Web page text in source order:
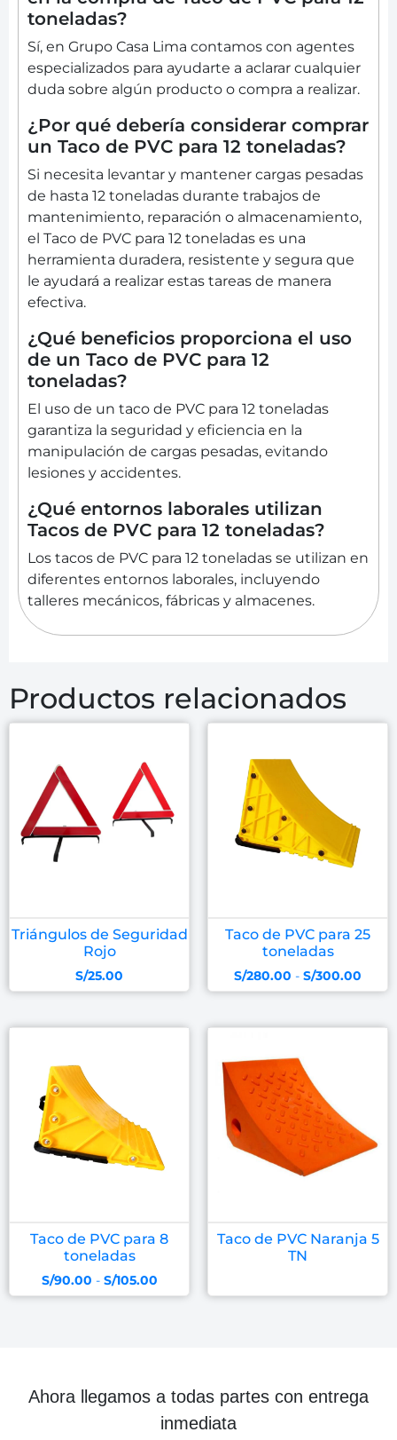
toneladas?
Sí, en Grupo Casa Lima contamos con agentes
especializados para ayudarte a aclarar cualquier
duda sobre algún producto o compra a realizar.
¿Por qué debería considerar comprar
un Taco de PVC para 12 toneladas?
Si necesita levantar y mantener cargas pesadas
de hasta 12 toneladas durante trabajos de
mantenimiento, reparación o almacenamiento,
el Taco de PVC para 12 toneladas es una
herramienta duradera, resistente y segura que
le ayudará a realizar estas tareas de manera
efectiva.
¿Qué beneficios proporciona el uso
de un Taco de PVC para 12
toneladas?
El uso de un taco de PVC para 12 toneladas
garantiza la seguridad y eficiencia en la
manipulación de cargas pesadas, evitando
lesiones y accidentes.
¿Qué entornos laborales utilizan
Tacos de PVC para 12 toneladas?
Los tacos de PVC para 12 toneladas se utilizan en
diferentes entornos laborales, incluyendo
talleres mecánicos, fábricas y almacenes.
Productos relacionados
Triángulos de Seguridad
Rojo
S/25.00
Taco de PVC para 25
toneladas
S/280.00 - S/300.00
Taco de PVC para 8
toneladas
S/90.00 - S/105.00
Taco de PVC Naranja 5
TN
Ahora llegamos a todas partes con entrega
inmediata